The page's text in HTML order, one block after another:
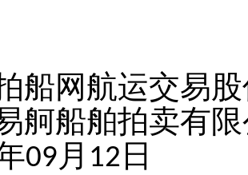
船网航运交易
舸船舶拍卖有
09 月 12 日